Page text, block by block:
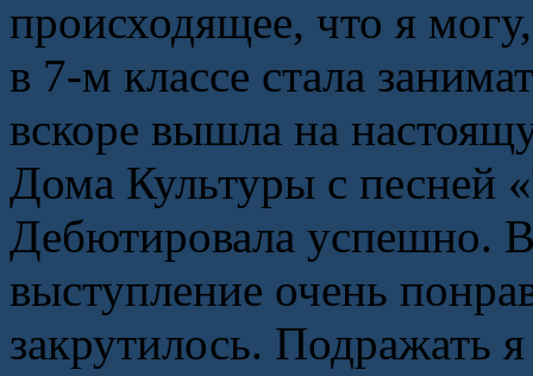
происходящее, что я
в 7-м классе стала
вскоре вышла на
Дома Культуры с песней
Дебютировала успешно.
выступление очень
закрутилось. Подражать